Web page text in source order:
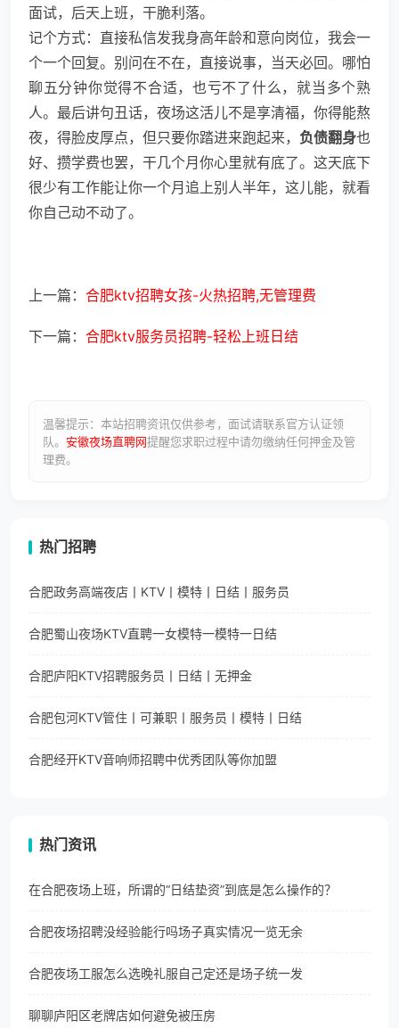
面试，后天上班，干脆利落。
记个方式：直接私信发我身高年龄和意向岗位，我会一
个一个回复。别问在不在，直接说事，当天必回。哪怕
聊五分钟你觉得不合适，也亏不了什么，就当多个熟
人。最后讲句丑话，夜场这活儿不是享清福，你得能熬
夜，得脸皮厚点，但只要你踏进来跑起来， 负债翻身也
好、攒学费也罢，干几个月你心里就有底了。这天底下
很少有工作能让你一个月追上别人半年，这儿能，就看
你自己动不动了。
上一篇： 合肥ktv招聘女孩-火热招聘,无管理费
下一篇： 合肥ktv服务员招聘-轻松上班日结
温馨提示：本站招聘资讯仅供参考，面试请联系官方认证领
队。 安徽夜场直聘网提醒您求职过程中请勿缴纳任何押金及管
理费。
热门招聘
合肥政务高端夜店丨KTV丨模特丨日结丨服务员
合肥蜀山夜场KTV直聘一女模特一模特一日结
合肥庐阳KTV招聘服务员丨日结丨无押金
合肥包河KTV管住丨可兼职丨服务员丨模特丨日结
合肥经开KTV音响师招聘中优秀团队等你加盟
热门资讯
在合肥夜场上班，所谓的“日结垫资”到底是怎么操作的？
合肥夜场招聘没经验能行吗场子真实情况一览无余
合肥夜场工服怎么选晚礼服自己定还是场子统一发
聊聊庐阳区老牌店如何避免被压房